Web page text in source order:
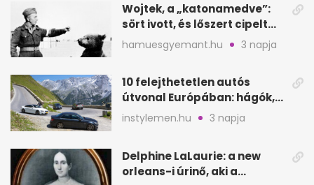
Wojtek, a „katonamedve”:
sört ivott, és lőszert cipelt
Monte Cassinónál
hamuesgyemant.hu 3 napja
10 felejthetetlen autós
útvonal Európában: hágók,
partok, fjordok
instylemen.hu 3 napja
Delphine LaLaurie: a new
orleans-i úrinő, aki a